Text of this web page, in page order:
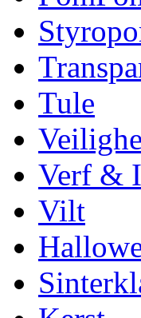
Tule
Verf &
Vilt